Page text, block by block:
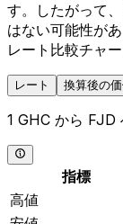
す。したがって
はない可能性が
レート比較チャ
レート 換算後の
1 GHC から FJD
指標
高値